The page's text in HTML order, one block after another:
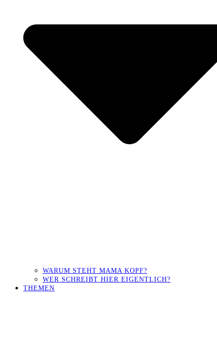
WARUM STEHT MAMA KOPF?
WER SCHREIBT HIER EIGENTLICH?
THEMEN